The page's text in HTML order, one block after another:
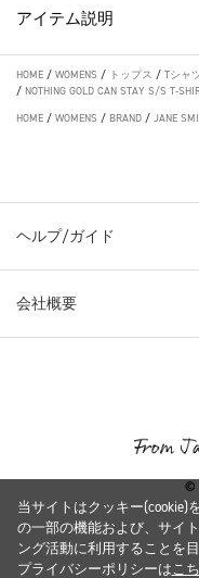
アイテム説明
HOME / WOMENS / トップス / Tシャ
/ NOTHING GOLD CAN STAY S/S T-
HOME / WOMENS / BRAND / JANE
ヘルプ/ガイド
会社概要
©
当サイトはクッキー(cookie)
の一部の機能および、サイ
ング活動に利用することを
プライバシーポリシーはこ